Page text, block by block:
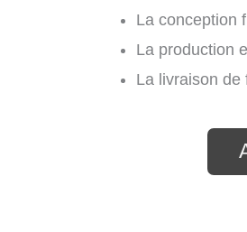
La conception
La production
La livraison de